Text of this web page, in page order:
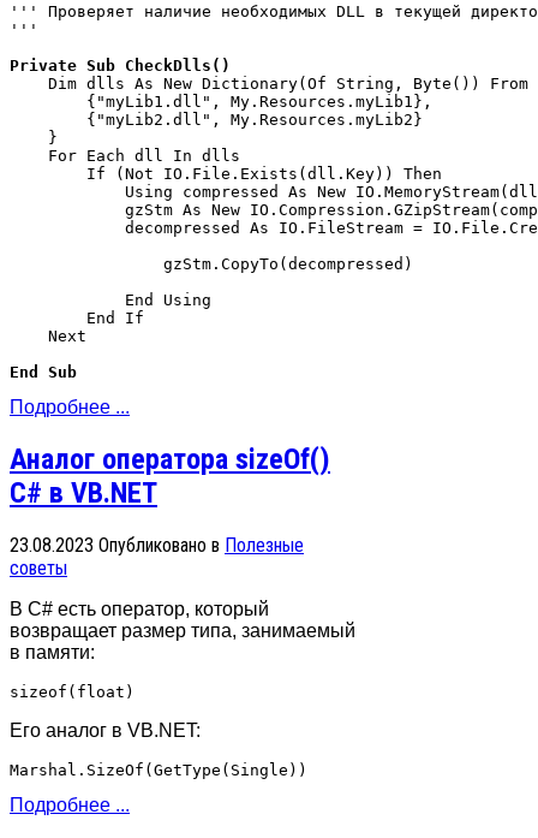
''' Проверяет наличие необходимых DLL в текущей
'''
Private Sub CheckDlls()
Dim dlls As New Dictionary(Of String, Byte()) From
        {"myLib1.dll", My.Resources.myLib1},
        {"myLib2.dll", My.Resources.myLib2}
    }
    For Each dll In dlls
        If (Not IO.File.Exists(dll.Key)) Then
Using compressed As New
gzStm As New
decompressed As IO.FileStream =
                gzStm.CopyTo(decompressed)
            End Using
        End If
    Next
End Sub
Подробнее ...
Аналог оператора sizeOf()
C# в VB.NET
23.08.2023 Опубликовано в Полезные
советы
В C# есть оператор, который
возвращает размер типа, занимаемый
в памяти:
Его аналог в VB.NET:
Подробнее ...